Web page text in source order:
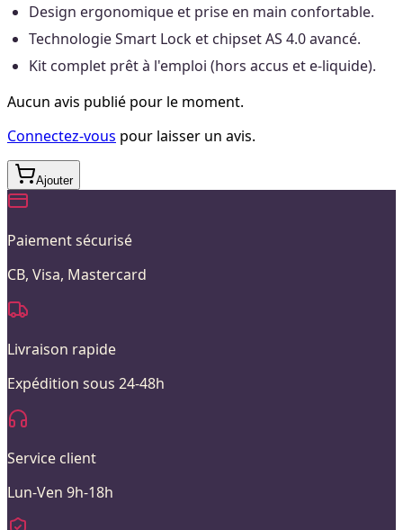
Design ergonomique et prise en main confortable.
Technologie Smart Lock et chipset AS 4.0 avancé.
Kit complet prêt à l'emploi (hors accus et e-liquide).
Aucun avis publié pour le moment.
Connectez-vous pour laisser un avis.
Ajouter
Paiement sécurisé
CB, Visa, Mastercard
Livraison rapide
Expédition sous 24-48h
Service client
Lun-Ven 9h-18h